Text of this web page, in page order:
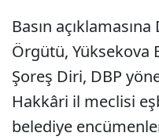
Basın
Örgütü, Yüksekova
Şoreş Diri, DBP
Hakkâri il meclisi
belediye